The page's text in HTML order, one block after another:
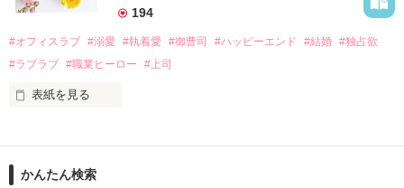
夏木美桜(なつきみお)
鳴海哲平 (なるみてっぺい)
2026.6.5～2026.7.25
なぜか恭司から飼い猫の世話係を命じられた美桜は、猫の世
の関係となってしまい――？
194
#オフィスラブ #溺愛 #執着愛 #御曹司 #ハッピーエンド #結婚 #独占欲
#ラブラブ #職業ヒーロー #上司
表紙を見る
ションの企画戦略室で働いている。
めた、同期で恋人の石垣守（26）がいるのだが、後輩の姫原由
かんたん検索